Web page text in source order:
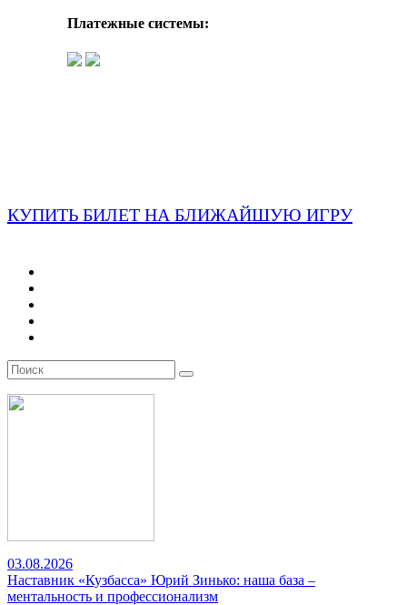
Платежные системы:
КУПИТЬ БИЛЕТ НА БЛИЖАЙШУЮ ИГРУ
03.08.2026
Наставник «Кузбасса» Юрий Зинько: наша база –
ментальность и профессионализм